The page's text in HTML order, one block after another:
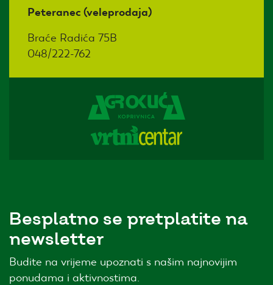
Peteranec (veleprodaja)
Braće Radića 75B
048/222-762
Besplatno se pretplatite na
newsletter
Budite na vrijeme upoznati s našim najnovijim
ponudama i aktivnostima.